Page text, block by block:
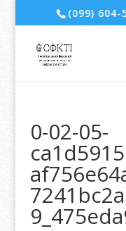
(099) 604-
0-02-05-